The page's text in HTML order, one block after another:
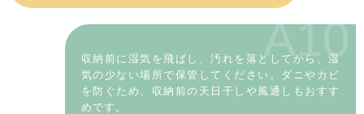
A10
収納前に湿気を飛ばし、汚れを落としてから、湿
気の少ない場所で保管してください。ダニやカビ
を防ぐため、収納前の天日干しや風通しもおすす
めです。